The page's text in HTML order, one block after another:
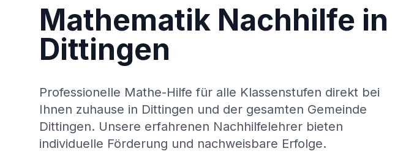
Mathematik Nachhilfe in
Dittingen
Professionelle Mathe-Hilfe für alle Klassenstufen direkt bei
Ihnen zuhause in Dittingen und der gesamten Gemeinde
Dittingen. Unsere erfahrenen Nachhilfelehrer bieten
individuelle Förderung und nachweisbare Erfolge.